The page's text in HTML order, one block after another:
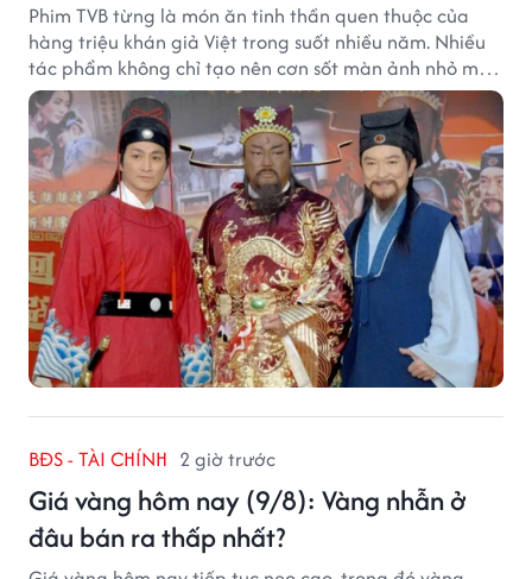
Phim TVB từng là món ăn tinh thần quen thuộc của
hàng triệu khán giả Việt trong suốt nhiều năm. Nhiều
tác phẩm không chỉ tạo nên cơn sốt màn ảnh nhỏ mà
còn trở thành ký ức khó quên của cả một thế hệ.
BĐS - TÀI CHÍNH 2 giờ trước
Giá vàng hôm nay (9/8): Vàng nhẫn ở
đâu bán ra thấp nhất?